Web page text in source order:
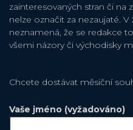
zainteresovaných stran či
nelze označit za nezaujaté.
neznamená, že se redakce
všemi názory či východisky
Chcete dostávat měsiční
Vaše jméno (vyžadováno)